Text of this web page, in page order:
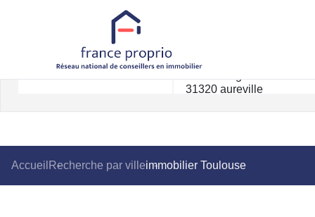
Accueil Recherche par villeimmobilier Toulouse